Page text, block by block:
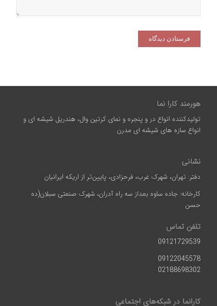
هورمند کارا نما
تولیدکننده انواع در و پنجره و نمای کرتین وال، هندریل شیشه ای و
انواع سازه‌ های شیشه‌ ای مدرن
نشانی
دفتر: تهران، شهرک غرب، فرحزادی، پایین‌تر از اریکه ایرانیان
کارخانه: جاده ساوه بعداز سه راه آدران، شهرک صنعتی سبلان(ده
حسن
تلفن تماس
09121729539
09122045578
02188698302
کارانما در شبکه‌های اجتماعی